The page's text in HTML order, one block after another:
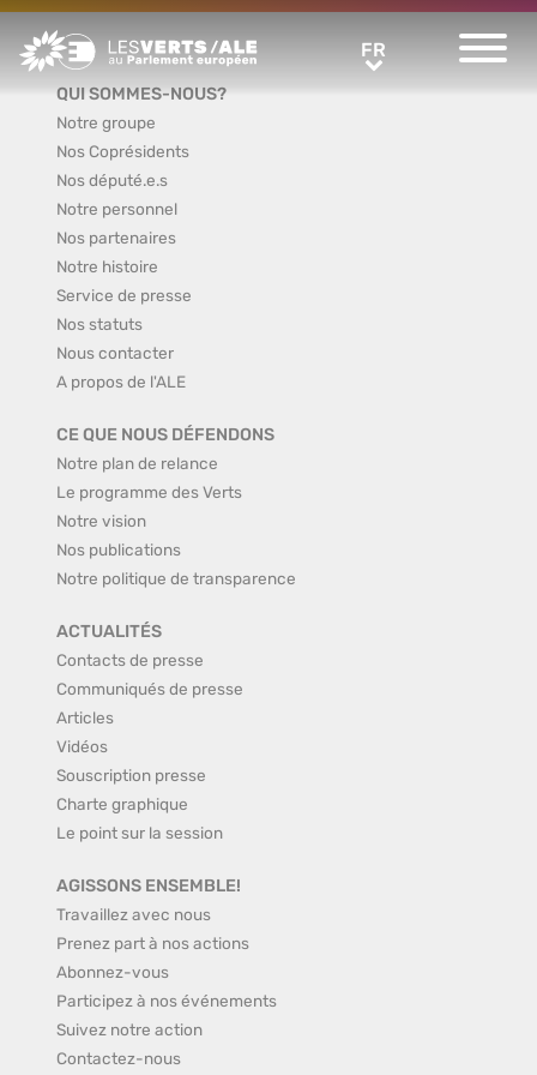
Greens/EFA Home FR
QUI SOMMES-NOUS?
Notre groupe
Nos Coprésidents
Nos député.e.s
Notre personnel
Nos partenaires
Notre histoire
Service de presse
Nos statuts
Nous contacter
A propos de l'ALE
CE QUE NOUS DÉFENDONS
Notre plan de relance
Le programme des Verts
Notre vision
Nos publications
Notre politique de transparence
ACTUALITÉS
Contacts de presse
Communiqués de presse
Articles
Vidéos
Souscription presse
Charte graphique
Le point sur la session
AGISSONS ENSEMBLE!
Travaillez avec nous
Prenez part à nos actions
Abonnez-vous
Participez à nos événements
Suivez notre action
Contactez-nous